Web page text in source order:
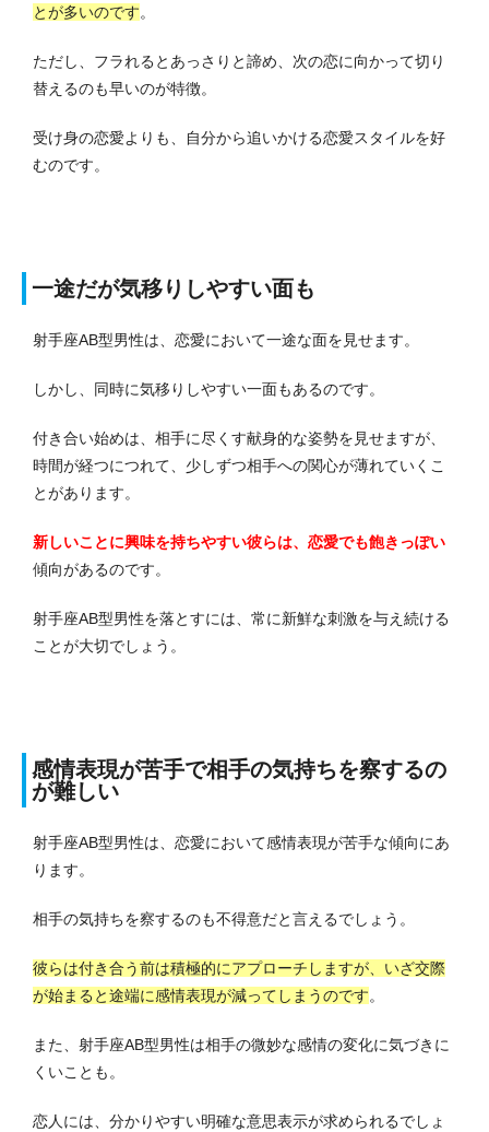
とが多いのです。
ただし、フラれるとあっさりと諦め、次の恋に向かって切り
替えるのも早いのが特徴。
受け身の恋愛よりも、自分から追いかける恋愛スタイルを好
むのです。
一途だが気移りしやすい面も
射手座AB型男性は、恋愛において一途な面を見せます。
しかし、同時に気移りしやすい一面もあるのです。
付き合い始めは、相手に尽くす献身的な姿勢を見せますが、
時間が経つにつれて、少しずつ相手への関心が薄れていくこ
とがあります。
新しいことに興味を持ちやすい彼らは、恋愛でも飽きっぽい
傾向があるのです。
射手座AB型男性を落とすには、常に新鮮な刺激を与え続ける
ことが大切でしょう。
感情表現が苦手で相手の気持ちを察するの
が難しい
射手座AB型男性は、恋愛において感情表現が苦手な傾向にあ
ります。
相手の気持ちを察するのも不得意だと言えるでしょう。
彼らは付き合う前は積極的にアプローチしますが、いざ交際
が始まると途端に感情表現が減ってしまうのです。
また、射手座AB型男性は相手の微妙な感情の変化に気づきに
くいことも。
恋人には、分かりやすい明確な意思表示が求められるでしょ